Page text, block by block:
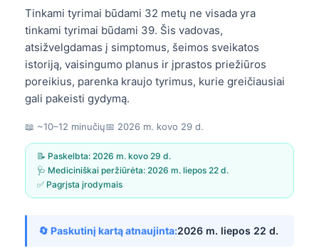
Tinkami tyrimai būdami 32 metų ne visada yra
tinkami tyrimai būdami 39. Šis vadovas,
atsižvelgdamas į simptomus, šeimos sveikatos
istoriją, vaisingumo planus ir įprastos priežiūros
poreikius, parenka kraujo tyrimus, kurie greičiausiai
gali pakeisti gydymą.
📖 ~10–12 minučių📅 2026 m. kovo 29 d.
📝 Paskelbta: 2026 m. kovo 29 d.
🩺 Mediciniškai peržiūrėta: 2026 m. liepos 22 d.
✅ Pagrįsta įrodymais
🔄 Paskutinį kartą atnaujinta:2026 m. liepos 22 d.